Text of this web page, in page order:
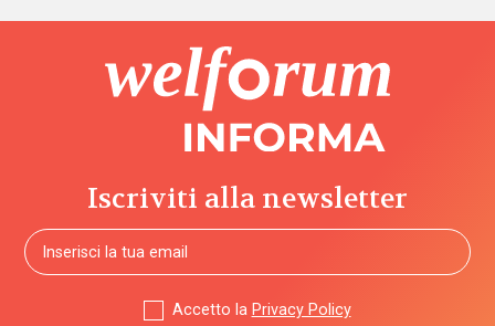
Iscriviti alla newsletter
Accetto la Privacy Policy